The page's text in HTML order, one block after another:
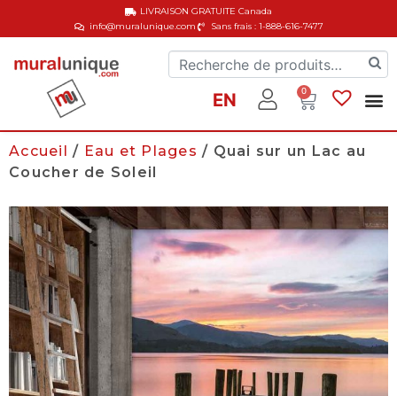
info@muralunique.com Sans frais : 1-888-616-7477
LIVRAISON GRATUITECanada
EN 0
Accueil / Eau et Plages / Quai sur un Lac au
Coucher de Soleil